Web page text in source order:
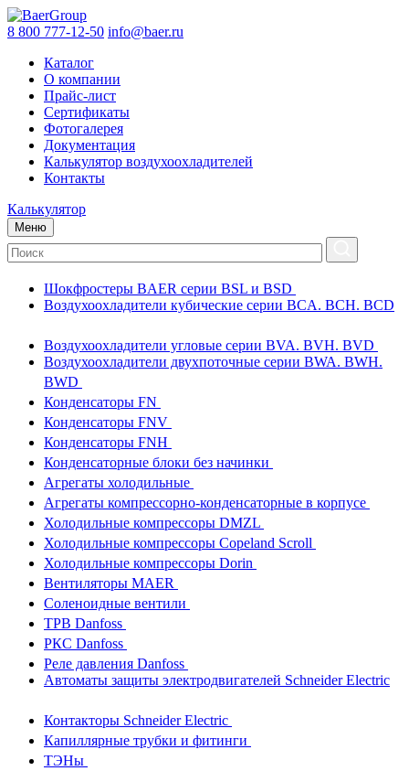
8 800 777-12-50 info@baer.ru
Каталог
О компании
Прайс-лист
Сертификаты
Фотогалерея
Документация
Калькулятор воздухоохладителей
Контакты
Калькулятор
Меню
Шокфростеры BAER серии BSL и BSD
Воздухоохладители кубические серии BCA. BCH. BCD
Воздухоохладители угловые серии BVA. BVH. BVD
Воздухоохладители двухпоточные серии BWA. BWH.
BWD
Конденсаторы FN
Конденсаторы FNV
Конденсаторы FNH
Конденсаторные блоки без начинки
Агрегаты холодильные
Агрегаты компрессорно-конденсаторные в корпусе
Холодильные компрессоры DMZL
Холодильные компрессоры Copeland Scroll
Холодильные компрессоры Dorin
Вентиляторы MAER
Соленоидные вентили
ТРВ Danfoss
РКС Danfoss
Реле давления Danfoss
Автоматы защиты электродвигателей Schneider Electric
Контакторы Schneider Electric
Капиллярные трубки и фитинги
ТЭНы